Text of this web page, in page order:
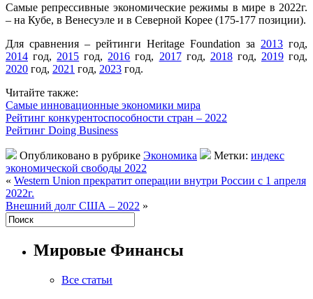
Самые репрессивные экономические режимы в мире в 2022г.
– на Кубе, в Венесуэле и в Северной Корее (175-177 позиции).
Для сравнения – рейтинги Heritage Foundation за 2013 год,
2014 год, 2015 год, 2016 год, 2017год, 2018год, 2019год,
2020 год, 2021 год, 2023 год.
Читайте также:
Самые инновационные экономики мира
Рейтинг конкурентоспособности стран – 2022
Рейтинг Doing Business
Опубликовано в рубрике Экономика Метки: индекс
экономической свободы 2022
« Western Union прекратит операции внутри России с 1 апреля
2022г.
Внешний долг США – 2022 »
Мировые Финансы
Все статьи